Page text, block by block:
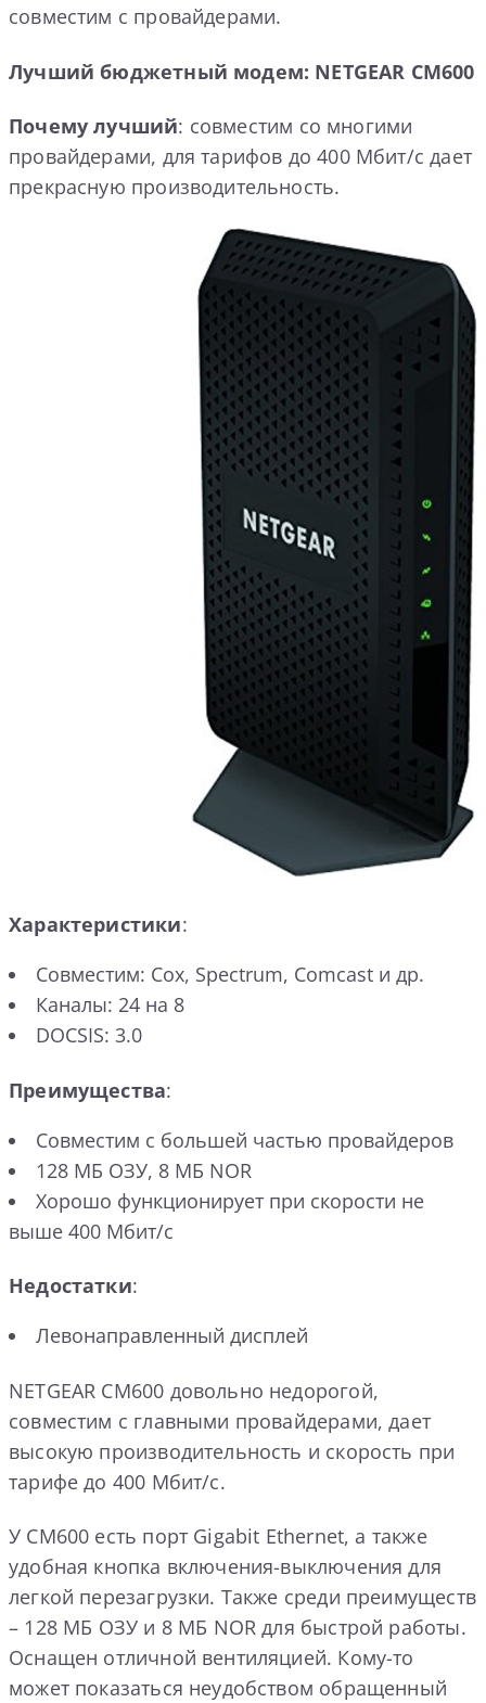
совместим с провайдерами.
Лучший бюджетный модем: NETGEAR CM600
Почему лучший: совместим со многими
провайдерами, для тарифов до 400 Мбит/с дает
прекрасную производительность.
Характеристики:
Совместим: Cox, Spectrum, Comcast и др.
Каналы: 24 на 8
DOCSIS: 3.0
Преимущества:
Совместим с большей частью провайдеров
128 МБ ОЗУ, 8 МБ NOR
Хорошо функционирует при скорости не
выше 400 Мбит/с
Недостатки:
Левонаправленный дисплей
NETGEAR CM600 довольно недорогой,
совместим с главными провайдерами, дает
высокую производительность и скорость при
тарифе до 400 Мбит/с.
У CM600 есть порт Gigabit Ethernet, а также
удобная кнопка включения-выключения для
легкой перезагрузки. Также среди преимуществ
– 128 МБ ОЗУ и 8 МБ NOR для быстрой работы.
Оснащен отличной вентиляцией. Кому-то
может показаться неудобством обращенный